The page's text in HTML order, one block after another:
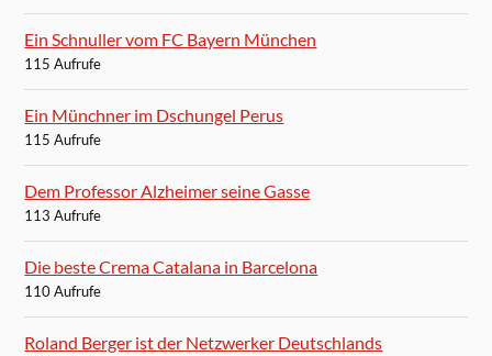
Ein Schnuller vom FC Bayern München
115 Aufrufe
Ein Münchner im Dschungel Perus
115 Aufrufe
Dem Professor Alzheimer seine Gasse
113 Aufrufe
Die beste Crema Catalana in Barcelona
110 Aufrufe
Roland Berger ist der Netzwerker Deutschlands